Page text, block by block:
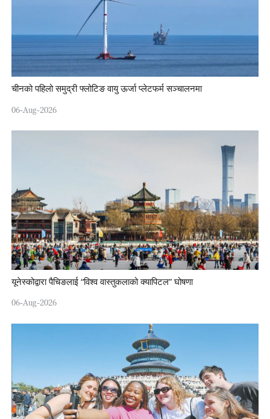
चीनको पहिलो समुद्री फ्लोटिङ वायु ऊर्जा प्लेटफर्म सञ्चालनमा
06-Aug-2026
यूनेस्कोद्वारा पैचिङलाई “विश्व वास्तुकलाको क्यापिटल” घोषणा
06-Aug-2026